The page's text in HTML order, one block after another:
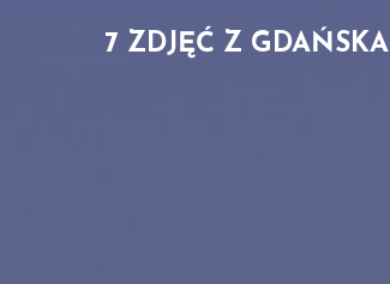
7 ZDJĘĆ Z GDAŃSKA